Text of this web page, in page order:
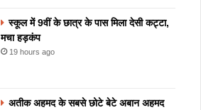
स्कूल में 9वीं के छात्र के पास मिला देसी कट्टा,
मचा हड़कंप
19 hours ago
अतीक अहमद के सबसे छोटे बेटे अबान अहमद